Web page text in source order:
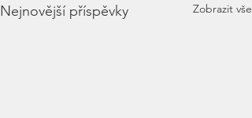
Nejnovější příspěvky Zobrazit vše